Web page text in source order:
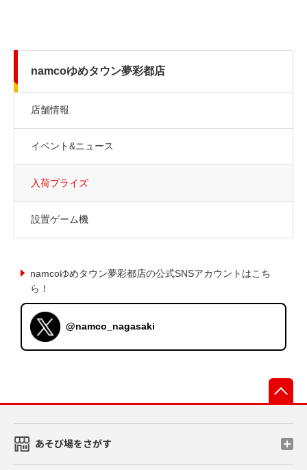
namcoゆめタウン夢彩都店
店舗情報
イベント&ニュース
入荷プライズ
設置ゲーム機
namcoゆめタウン夢彩都店の公式SNSアカウントはこち
ら！
@namco_nagasaki
あそび場をさがす